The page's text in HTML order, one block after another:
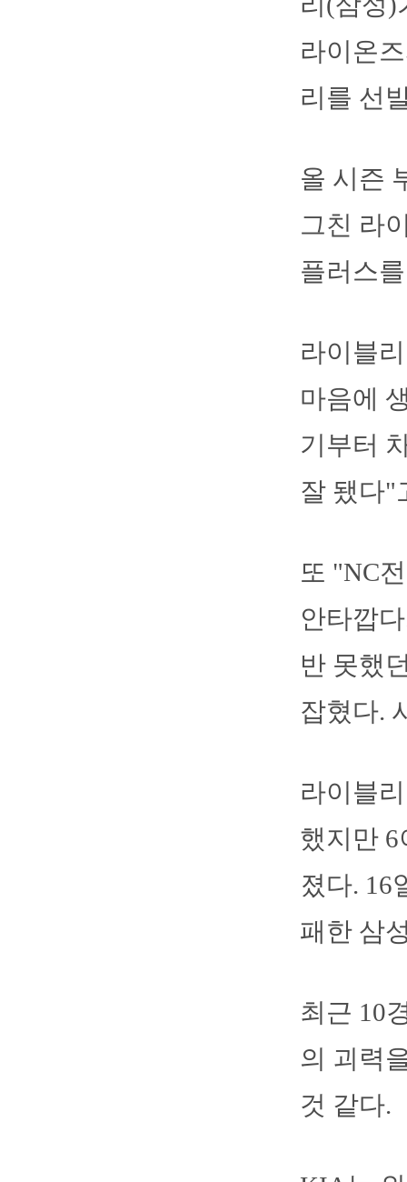
라이온
리를 선
올 시즌
그친 라
플러스
라이블
마음에
기부터
잘 됐다"
또 "NC
안타깝
반 못했
잡혔다.
라이블
했지만
졌다. 16
패한 삼
최근 10
의 괴력
것 같다.